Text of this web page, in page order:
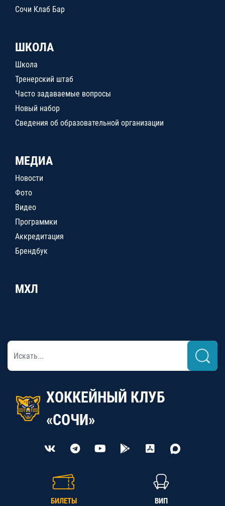
Сочи Клаб Бар
ШКОЛА
Школа
Тренерский штаб
Часто задаваемые вопросы
Новый набор
Сведения об образовательной организации
МЕДИА
Новости
Фото
Видео
Программки
Аккредитация
Брендбук
МХЛ
ХОККЕЙНЫЙ КЛУБ
«СОЧИ»
БИЛЕТЫ ВИП